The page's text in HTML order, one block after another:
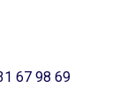
67 98 69